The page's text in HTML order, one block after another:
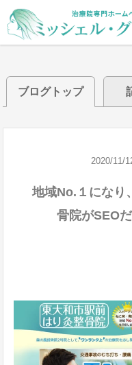
ブログトップ
2020/11/
地域No.１になり
骨院がSEO